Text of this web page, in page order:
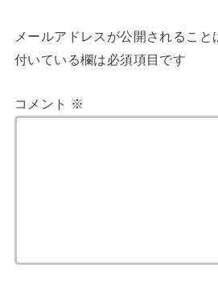
メールアドレスが公開されること
付いている欄は必須項目です
コメント ※